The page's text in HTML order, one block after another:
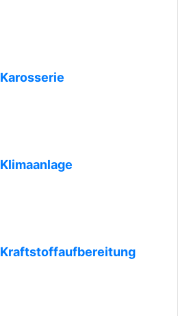
Karosserie
Klimaanlage
Kraftstoffaufbereitung